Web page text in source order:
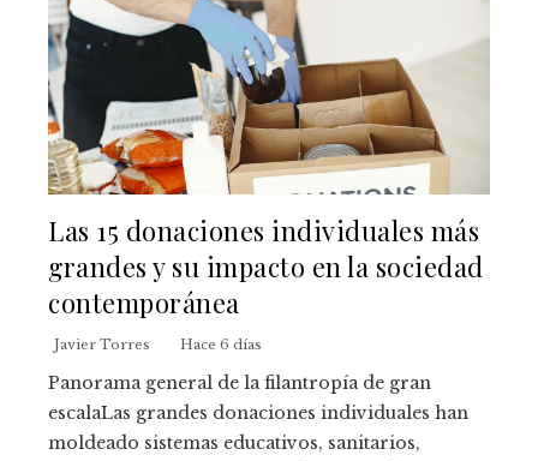
Las 15 donaciones individuales más
grandes y su impacto en la sociedad
contemporánea
Javier Torres Hace 6 días
Panorama general de la filantropía de gran
escalaLas grandes donaciones individuales han
moldeado sistemas educativos, sanitarios,